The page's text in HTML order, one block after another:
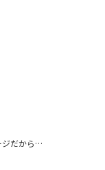
ジだから…